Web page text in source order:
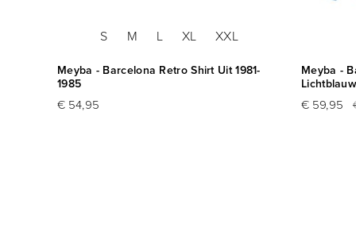
S M L XL XXL
Meyba - Barcelona Retro Shirt Uit 1981-
1985
€ 54,95
Meyba -
Lichtblauw
€ 59,95